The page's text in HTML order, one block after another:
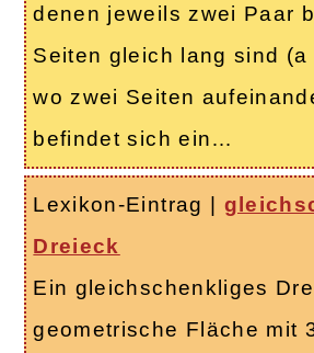
denen jeweils zwei Paar
Seiten gleich lang sind (a
wo zwei Seiten
befindet sich ein…
Lexikon-Eintrag |
Dreieck
Ein gleichschenkliges
geometrische Fläche mit